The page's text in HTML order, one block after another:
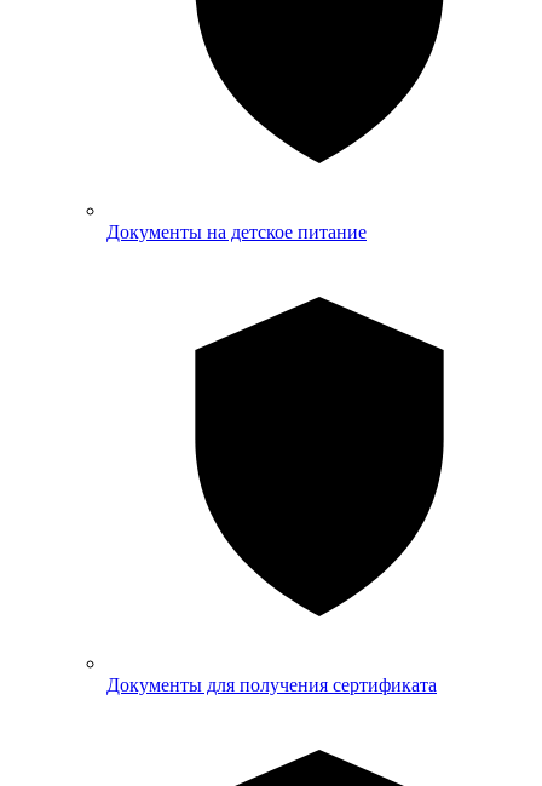
Документы на детское питание
Документы для получения сертификата